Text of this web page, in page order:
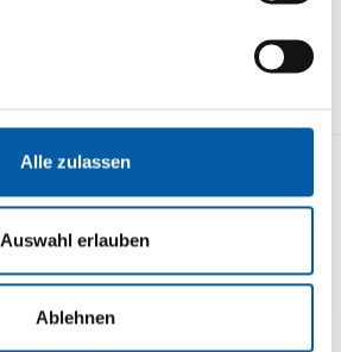
Alle zulassen
Auswahl erlauben
Ablehnen
STRECKENÜBERSICHT
DATENSCHUTZ
NEWSLETTER